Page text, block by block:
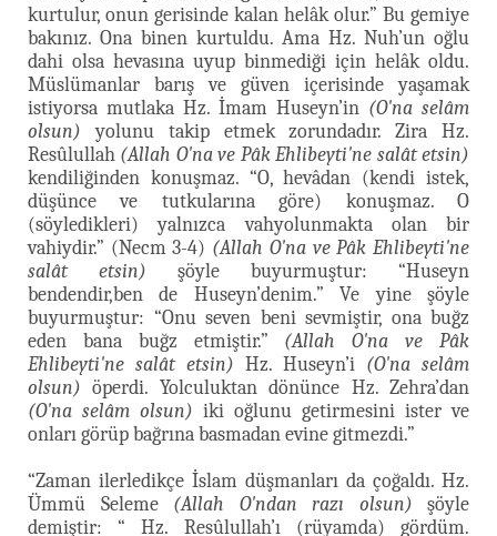
kurtulur, onun gerisinde kalan helâk olur.” Bu gemiye
bakınız. Ona binen kurtuldu. Ama Hz. Nuh’un oğlu
dahi olsa hevasına uyup binmediği için helâk oldu.
Müslümanlar barış ve güven içerisinde yaşamak
istiyorsa mutlaka Hz. İmam Huseyn’in (O'na selâm
olsun) yolunu takip etmek zorundadır. Zira Hz.
Resûlullah (Allah O'na ve Pâk Ehlibeyti'ne salât etsin)
kendiliğinden konuşmaz. “O, hevâdan (kendi istek,
düşünce ve tutkularına göre) konuşmaz. O
(söyledikleri) yalnızca vahyolunmakta olan bir
vahiydir.” (Necm 3-4) (Allah O'na ve Pâk Ehlibeyti'ne
salât etsin) şöyle buyurmuştur: “Huseyn
bendendir,ben de Huseyn’denim.” Ve yine şöyle
buyurmuştur: “Onu seven beni sevmiştir, ona buğz
eden bana buğz etmiştir.” (Allah O'na ve Pâk
Ehlibeyti'ne salât etsin) Hz. Huseyn’i (O'na selâm
olsun) öperdi. Yolculuktan dönünce Hz. Zehra’dan
(O'na selâm olsun) iki oğlunu getirmesini ister ve
onları görüp bağrına basmadan evine gitmezdi.”
“Zaman ilerledikçe İslam düşmanları da çoğaldı. Hz.
Ümmü Seleme (Allah O'ndan razı olsun) şöyle
demiştir: “ Hz. Resûlullah’ı (rüyamda) gördüm.